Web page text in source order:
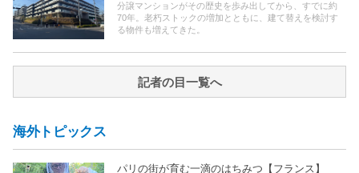
分譲マンションがその歴史を歩み出してから、すでに約
70年。老朽ストックの増加とともに、建て替えを検討す
る物件も増えてきた。
記者の目一覧へ
海外トピックス
パリの街が育む一滴のはちみつ【フランス】